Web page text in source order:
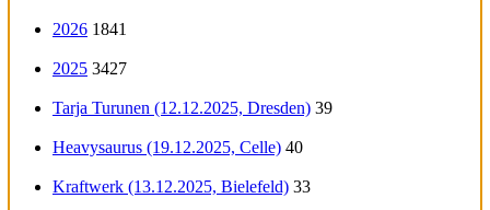
2026 1841
2025 3427
Tarja Turunen (12.12.2025, Dresden) 39
Heavysaurus (19.12.2025, Celle) 40
Kraftwerk (13.12.2025, Bielefeld) 33